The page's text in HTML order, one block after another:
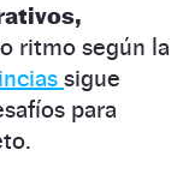
ritmo según la
sigue
para